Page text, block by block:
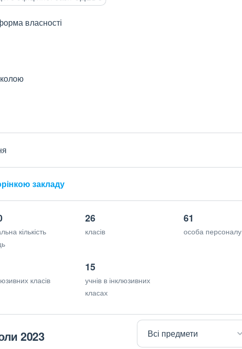
власності
закладу
кількість
26
класів
61
особа персоналу
класів
15
учнів в інклюзивних
класах
2023